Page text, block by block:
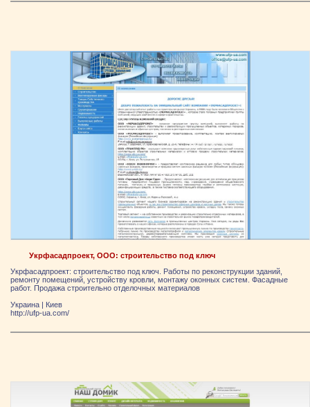
Укрфасадпроект, ООО: строительство под ключ
Укрфасадпроект: строительство под ключ. Работы по реконструкции зданий,
ремонту помещений, устройству кровли, монтажу оконных систем. Фасадные
работ. Продажа строительно отделочных материалов
Украина | Киев
http://ufp-ua.com/